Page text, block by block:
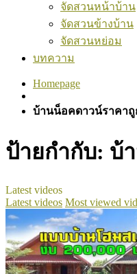
จัดสวนหน้าบ้าน
จัดสวนข้างบ้าน
จัดสวนหย่อม
บทความ
Homepage
บ้านน็อคดาวน์ราคาถู
ป้ายกำกับ: บ้
Latest videos
Latest videos Most viewed